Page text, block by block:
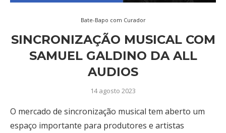
Bate-Bapo com Curador
SINCRONIZAÇÃO MUSICAL COM
SAMUEL GALDINO DA ALL
AUDIOS
14 agosto 2023
O mercado de sincronização musical tem aberto um
espaço importante para produtores e artistas